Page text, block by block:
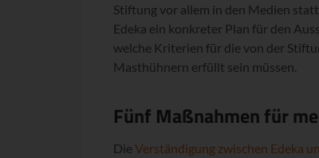
Stiftung vor allem in den Medien
Edeka ein konkreter Plan für den
welche Kriterien für die von der
Masthühnern erfüllt sein müssen.
Fünf Maßnahmen für
DieVerständigung zwischen Edeka